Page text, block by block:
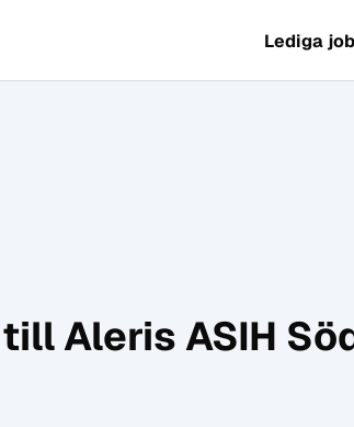
Lediga
Aleris ASIH